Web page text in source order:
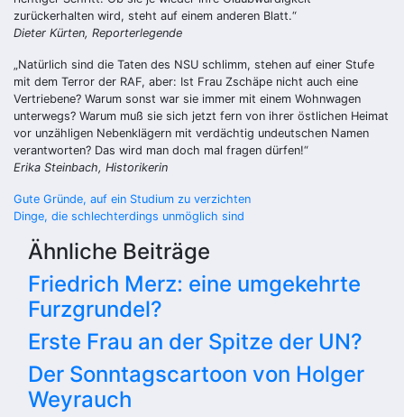
zurückerhalten wird, steht auf einem anderen Blatt.“
Dieter Kürten, Reporterlegende
„Natürlich sind die Taten des NSU schlimm, stehen auf einer Stufe
mit dem Terror der RAF, aber: Ist Frau Zschäpe nicht auch eine
Vertriebene? Warum sonst war sie immer mit einem Wohnwagen
unterwegs? Warum muß sie sich jetzt fern von ihrer östlichen Heimat
vor unzähligen Nebenklägern mit verdächtig undeutschen Namen
verantworten? Das wird man doch mal fragen dürfen!“
Erika Steinbach, Historikerin
Beitragsnavigation
Gute Gründe, auf ein Studium zu verzichten
Dinge, die schlechterdings unmöglich sind
Ähnliche Beiträge
Friedrich Merz: eine umgekehrte
Furzgrundel?
Erste Frau an der Spitze der UN?
Der Sonntagscartoon von Holger
Weyrauch